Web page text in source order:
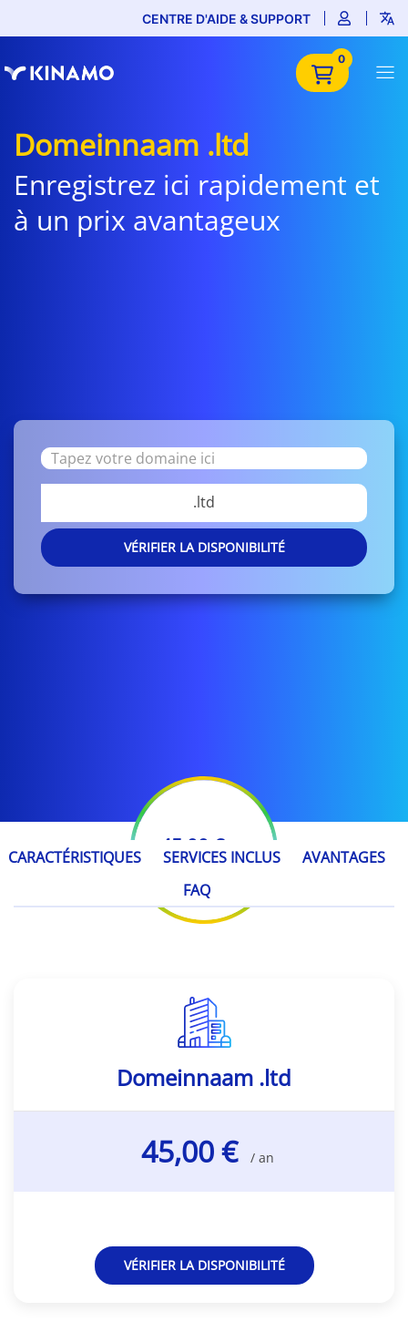
CENTRE D'AIDE & SUPPORT
0
Domeinnaam .ltd
Enregistrez ici rapidement et
à un prix avantageux
.ltd
VÉRIFIER LA DISPONIBILITÉ
45,00 € / an
CARACTÉRISTIQUES SERVICES INCLUS
AVANTAGES
FAQ
Domeinnaam .ltd
45,00 € / an
VÉRIFIER LA DISPONIBILITÉ